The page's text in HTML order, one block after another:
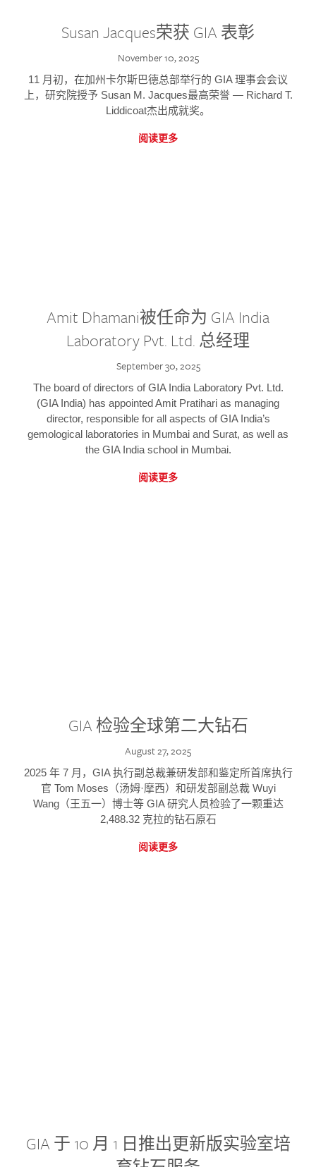
Susan Jacques荣获 GIA 表彰
November 10, 2025
11 月初，在加州卡尔斯巴德总部举行的 GIA 理事会会议
上，研究院授予 Susan M. Jacques最高荣誉 — Richard T.
Liddicoat杰出成就奖。
阅读更多
Amit Dhamani被任命为 GIA India
Laboratory Pvt. Ltd. 总经理
September 30, 2025
The board of directors of GIA India Laboratory Pvt. Ltd.
(GIA India) has appointed Amit Pratihari as managing
director, responsible for all aspects of GIA India’s
gemological laboratories in Mumbai and Surat, as well as
the GIA India school in Mumbai.
阅读更多
GIA 检验全球第二大钻石
August 27, 2025
2025 年 7 月，GIA 执行副总裁兼研发部和鉴定所首席执行
官 Tom Moses（汤姆·摩西）和研发部副总裁 Wuyi
Wang（王五一）博士等 GIA 研究人员检验了一颗重达
2,488.32 克拉的钻石原石
阅读更多
GIA 于 10 月 1 日推出更新版实验室培